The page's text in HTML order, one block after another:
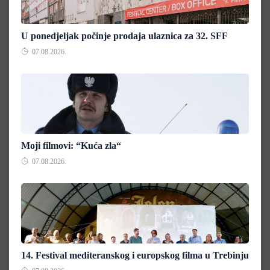
U ponedjeljak počinje prodaja ulaznica za 32. SFF
07.08.2026.
Moji filmovi: “Kuća zla“
07.08.2026.
14. Festival mediteranskog i europskog filma u Trebinju